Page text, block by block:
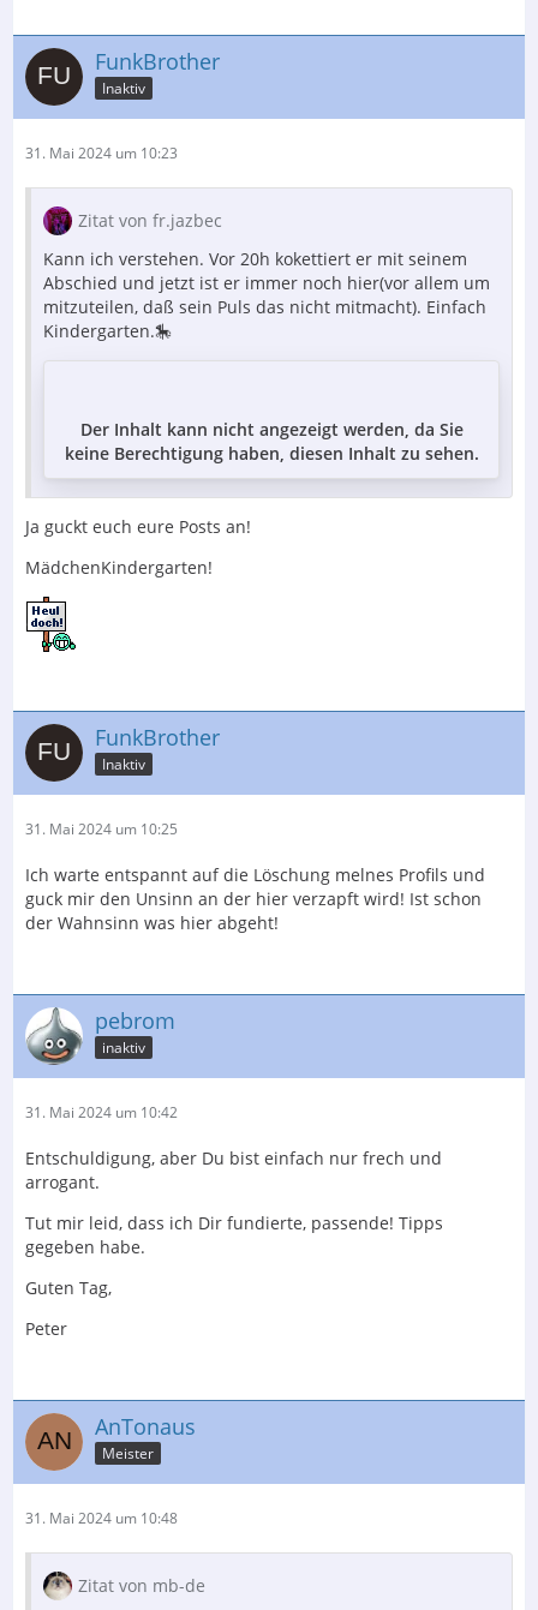
FunkBrother
Inaktiv
31. Mai 2024 um 10:23
Zitat von fr.jazbec
Kann ich verstehen. Vor 20h kokettiert er mit seinem
Abschied und jetzt ist er immer noch hier(vor allem um
mitzuteilen, daß sein Puls das nicht mitmacht). Einfach
Kindergarten.🎠
Der Inhalt kann nicht angezeigt werden, da Sie
keine Berechtigung haben, diesen Inhalt zu sehen.
Ja guckt euch eure Posts an!
MädchenKindergarten!
FunkBrother
Inaktiv
31. Mai 2024 um 10:25
Ich warte entspannt auf die Löschung melnes Profils und
guck mir den Unsinn an der hier verzapft wird! Ist schon
der Wahnsinn was hier abgeht!
pebrom
inaktiv
31. Mai 2024 um 10:42
Entschuldigung, aber Du bist einfach nur frech und
arrogant.
Tut mir leid, dass ich Dir fundierte, passende! Tipps
gegeben habe.
Guten Tag,
Peter
AnTonaus
Meister
31. Mai 2024 um 10:48
Zitat von mb-de